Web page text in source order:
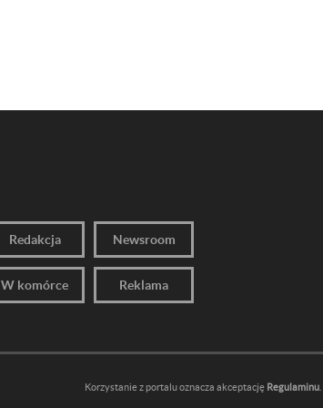
Redakcja Newsroom
W komórce Reklama
Korzystanie z portalu oznacza akceptację Regulaminu